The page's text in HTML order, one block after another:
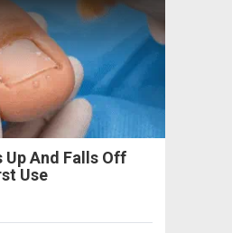
Up And Falls Off
Use